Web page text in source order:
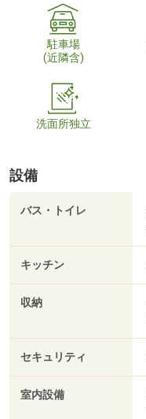
駐車場
(近隣含)
洗面所独立
設備
バス・トイレ
キッチン
収納
セキュリティ
室内設備